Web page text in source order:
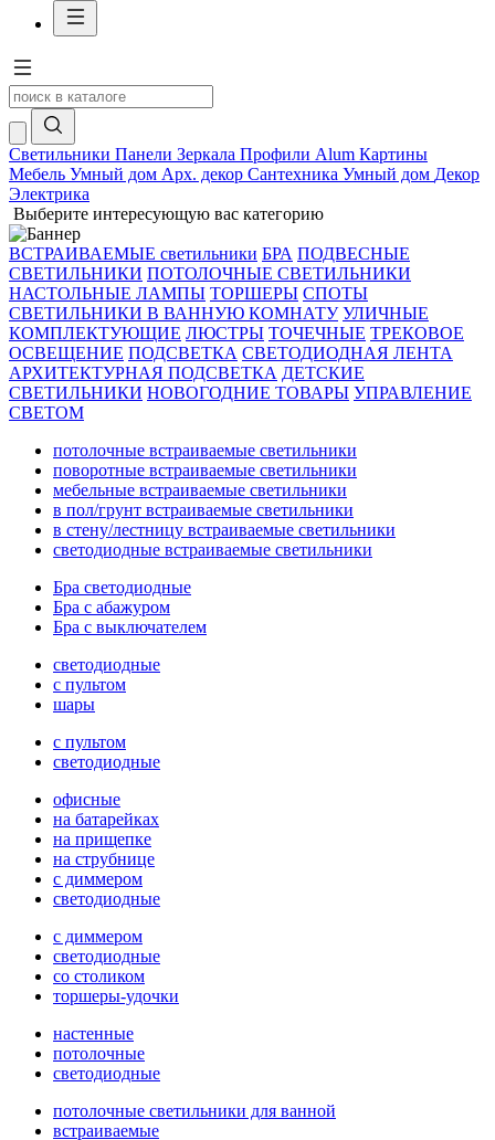
Светильники Панели Зеркала Профили Alum Картины
Мебель Умный дом Арх. декор Сантехника Умный дом Декор
Электрика
Выберите интересующую вас категорию
ВСТРАИВАЕМЫЕ светильники БРА ПОДВЕСНЫЕ
СВЕТИЛЬНИКИ ПОТОЛОЧНЫЕ СВЕТИЛЬНИКИ
НАСТОЛЬНЫЕ ЛАМПЫ ТОРШЕРЫ СПОТЫ
СВЕТИЛЬНИКИ В ВАННУЮ КОМНАТУ УЛИЧНЫЕ
КОМПЛЕКТУЮЩИЕ ЛЮСТРЫ ТОЧЕЧНЫЕ ТРЕКОВОЕ
ОСВЕЩЕНИЕ ПОДСВЕТКА СВЕТОДИОДНАЯ ЛЕНТА
АРХИТЕКТУРНАЯ ПОДСВЕТКА ДЕТСКИЕ
СВЕТИЛЬНИКИ НОВОГОДНИЕ ТОВАРЫ УПРАВЛЕНИЕ
СВЕТОМ
потолочные встраиваемые светильники
поворотные встраиваемые светильники
мебельные встраиваемые светильники
в пол/грунт встраиваемые светильники
в стену/лестницу встраиваемые светильники
светодиодные встраиваемые светильники
Бра светодиодные
Бра с абажуром
Бра с выключателем
светодиодные
с пультом
шары
с пультом
светодиодные
офисные
на батарейках
на прищепке
на струбнице
с диммером
светодиодные
с диммером
светодиодные
со столиком
торшеры-удочки
настенные
потолочные
светодиодные
потолочные светильники для ванной
встраиваемые